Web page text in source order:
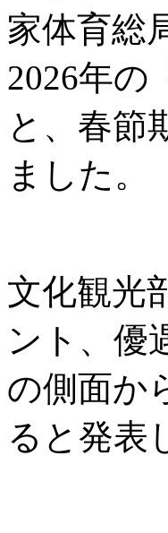
家体育総
2026年の
と、春節
ました。
文化観光
ント、優
の側面か
ると発表